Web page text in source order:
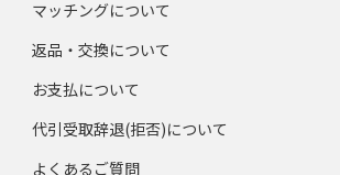
マッチングについて
返品・交換について
お支払について
代引受取辞退(拒否)について
よくあるご質問